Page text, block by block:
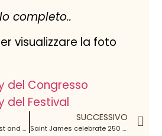
completo..
visualizzare la foto
del Congresso
del Festival
“My rum between past and future” 10 questions to Robert Burr (ITA/ENG)
SUCCESSIVO
Saint James celebrate 250 years of remarkable history